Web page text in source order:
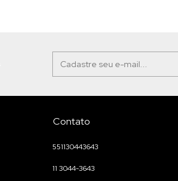
Contato
551130443643
11 3044-3643